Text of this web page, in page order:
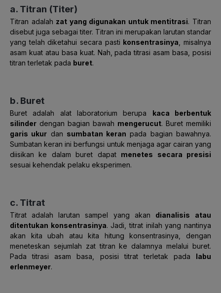
a. Titran (Titer)
Titran adalah zat yang digunakan untuk mentitrasi. Titran
disebut juga sebagai titer. Titran ini merupakan larutan standar
yang telah diketahui secara pasti konsentrasinya
misalnya
asam kuat atau basa kuat. Nah, pada titrasi asam basa, posisi
titran terletak pada buret.
b. Buret
Buret adalah alat laboratorium berupa kaca berbentuk
silinder dengan bagian bawah mengerucut. Buret memiliki
garis ukur dan sumbatan keran pada bagian bawahnya.
Sumbatan keran ini berfungsi untuk menjaga agar cairan yang
diisikan ke dalam buret dapat menetes secara presisi
sesuai kehendak pelaku eksperimen.
c. Titrat
Titrat adalah larutan sampel yang akan dianalisis
atau
ditentukan konsentrasinya. Jadi, titrat inilah yang nantinya
akan kita ubah atau kita hitung konsentrasinya, dengan
meneteskan sejumlah zat titran ke dalamnya melalui buret.
Pada titrasi asam basa, posisi titrat terletak pada labu
erlenmeyer.